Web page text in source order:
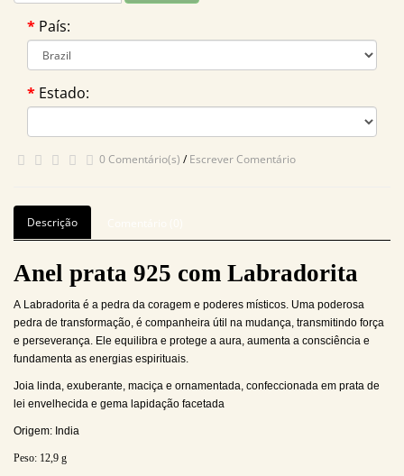
País:
Estado:
0 Comentário(s) /Escrever Comentário
Descrição
Anel prata 925 com Labradorita
A Labradorita é a pedra da coragem e poderes místicos. Uma poderosa
pedra de transformação, é companheira útil na mudança, transmitindo força
e perseverança. Ele equilibra e protege a aura, aumenta a consciência e
fundamenta as energias espirituais.
Joia linda, exuberante, maciça e ornamentada, confeccionada em prata de
lei envelhecida e gema lapidação facetada
Origem: India
Peso: 12,9 g